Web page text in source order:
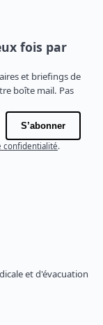
fois par
et briefings de
boîte mail. Pas
S’abonner
confidentialité.
et d'évacuation